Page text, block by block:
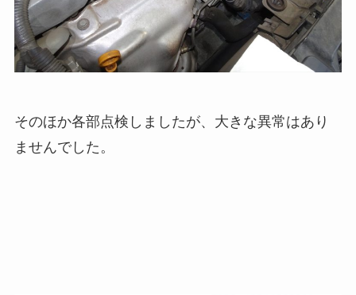
そのほか各部点検しましたが、大きな異常はあり
ませんでした。